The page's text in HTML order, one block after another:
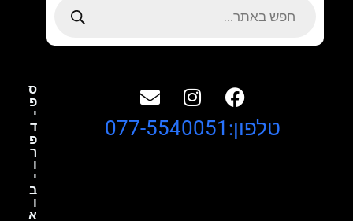
ס
פ
י
ד
פ
ר
ו
י
ב
ו
א
טלפון:077-5540051